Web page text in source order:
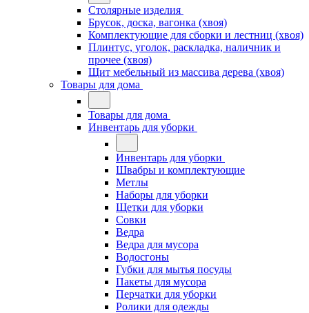
Столярные изделия
Брусок, доска, вагонка (хвоя)
Комплектующие для сборки и лестниц (хвоя)
Плинтус, уголок, раскладка, наличник и
прочее (хвоя)
Щит мебельный из массива дерева (хвоя)
Товары для дома
Товары для дома
Инвентарь для уборки
Инвентарь для уборки
Швабры и комплектующие
Метлы
Наборы для уборки
Щетки для уборки
Совки
Ведра
Ведра для мусора
Водосгоны
Губки для мытья посуды
Пакеты для мусора
Перчатки для уборки
Ролики для одежды